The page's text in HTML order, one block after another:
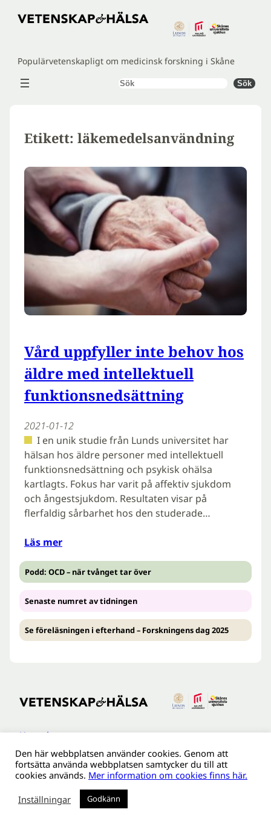
Hoppa
Populärvetenskapligt om medicinsk forskning i Skåne
Sök Sök
Etikett: läkemedelsanvändning
Vård uppfyller inte behov hos
äldre med intellektuell
funktionsnedsättning
2021-01-12
I en unik studie från Lunds universitet har
hälsan hos äldre personer med intellektuell
funktionsnedsättning och psykisk ohälsa
kartlagts. Fokus har varit på affektiv sjukdom
och ångestsjukdom. Resultaten visar på
flerfaldig sårbarhet hos den studerade…
Läs mer
Podd: OCD – när tvånget tar över
Senaste numret av tidningen
Se föreläsningen i efterhand – Forskningens dag 2025
Kontakt
Tillgänglighetsredogöreldse
Om webbplatsen
Behandling av personuppgifter
Den här webbplatsen använder cookies. Genom att
fortsätta använda webbplatsen samtycker du till att
cookies används. Mer information om cookies finns här.
Inställningar
Godkänn